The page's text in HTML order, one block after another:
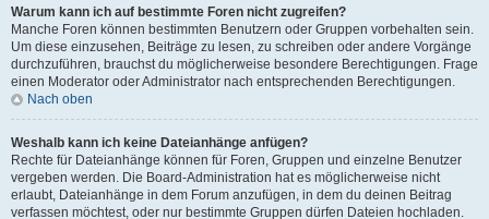
Warum kann ich auf bestimmte Foren nicht zugreifen?
Manche Foren können bestimmten Benutzern oder Gruppen vorbehalten sein.
Um diese einzusehen, Beiträge zu lesen, zu schreiben oder andere Vorgänge
durchzuführen, brauchst du möglicherweise besondere Berechtigungen. Frage
einen Moderator oder Administrator nach entsprechenden Berechtigungen.
Nach oben
Weshalb kann ich keine Dateianhänge anfügen?
Rechte für Dateianhänge können für Foren, Gruppen und einzelne Benutzer
vergeben werden. Die Board-Administration hat es möglicherweise nicht
erlaubt, Dateianhänge in dem Forum anzufügen, in dem du deinen Beitrag
verfassen möchtest, oder nur bestimmte Gruppen dürfen Dateien hochladen.